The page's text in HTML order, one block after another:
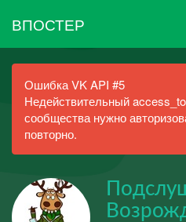
ВПОСТЕР
Ошибка VK API #5
Недействительный
сообщества нужно
повторно.